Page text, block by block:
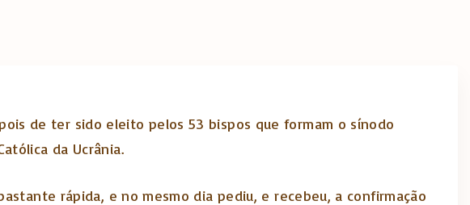
de ter sido eleito pelos 53 bispos que formam o sínodo
da Ucrânia.
rápida, e no mesmo dia pediu, e recebeu, a confirmação